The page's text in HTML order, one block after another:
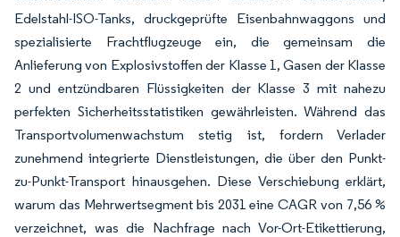
Edelstahl-ISO-Tanks, druckgeprüfte Eisenbahnwaggons und
spezialisierte Frachtflugzeuge ein, die gemeinsam die
Anlieferung von Explosivstoffen der Klasse 1, Gasen der Klasse
2 und entzündbaren Flüssigkeiten der Klasse 3 mit nahezu
perfekten Sicherheitsstatistiken gewährleisten. Während das
Transportvolumenwachstum stetig ist, fordern Verlader
zunehmend integrierte Dienstleistungen, die über den Punkt-
zu-Punkt-Transport hinausgehen. Diese Verschiebung erklärt,
warum das Mehrwertsegment bis 2031 eine CAGR von 7,56 %
verzeichnet, was die Nachfrage nach Vor-Ort-Etikettierung,